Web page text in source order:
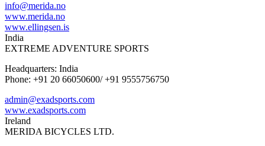
info@merida.no
www.merida.no
www.ellingsen.is
India
EXTREME ADVENTURE SPORTS
Headquarters: India
Phone: +91 20 66050600/ +91 9555756750
admin@exadsports.com
www.exadsports.com
Ireland
MERIDA BICYCLES LTD.